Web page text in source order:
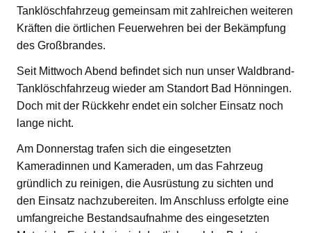
Tanklöschfahrzeug gemeinsam mit zahlreichen weiteren
Kräften die örtlichen Feuerwehren bei der Bekämpfung
des Großbrandes.
Seit Mittwoch Abend befindet sich nun unser Waldbrand-
Tanklöschfahrzeug wieder am Standort Bad Hönningen.
Doch mit der Rückkehr endet ein solcher Einsatz noch
lange nicht.
Am Donnerstag trafen sich die eingesetzten
Kameradinnen und Kameraden, um das Fahrzeug
gründlich zu reinigen, die Ausrüstung zu sichten und
den Einsatz nachzubereiten. Im Anschluss erfolgte eine
umfangreiche Bestandsaufnahme des eingesetzten